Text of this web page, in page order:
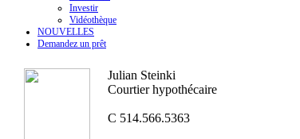
Investir
Vidéothèque
NOUVELLES
Demandez un prêt
Julian Steinki
Courtier hypothécaire
C 514.566.5363